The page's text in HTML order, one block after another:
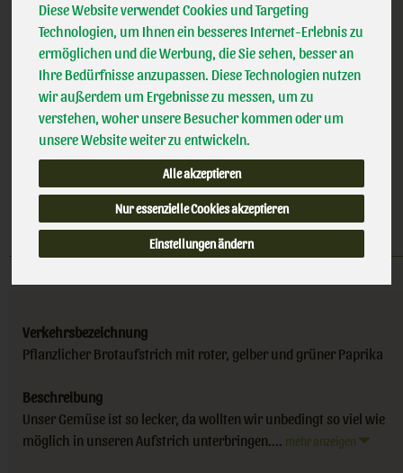
Diese Website verwendet Cookies und Targeting
Technologien, um Ihnen ein besseres Internet-Erlebnis zu
ermöglichen und die Werbung, die Sie sehen, besser an
Ihre Bedürfnisse anzupassen. Diese Technologien nutzen
wir außerdem um Ergebnisse zu messen, um zu
verstehen, woher unsere Besucher kommen oder um
unsere Website weiter zu entwickeln.
Alle akzeptieren
Nur essenzielle Cookies akzeptieren
Einstellungen ändern
100% kbA BNN-Herst
HandelsklasseII
(24,37 € / kg)
inkl. 7% MwSt.
Verkehrsbezeichnung
Pflanzlicher Brotaufstrich mit roter, gelber und grüner Paprika
Beschreibung
Unser Gemüse ist so lecker, da wollten wir unbedingt so viel wie
möglich in unseren Aufstrich unterbringen....
mehr anzeigen